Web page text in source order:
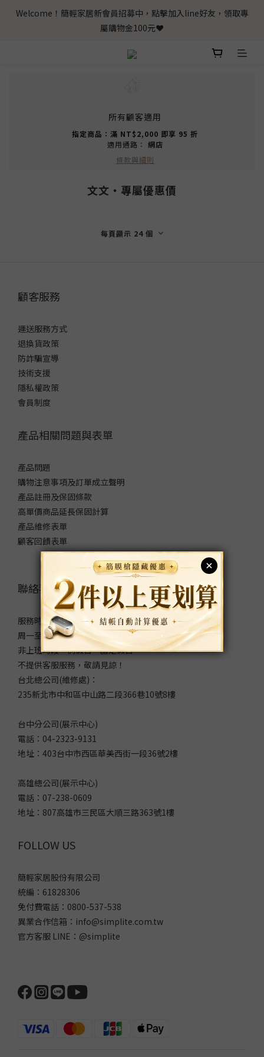
Welcome！簡輕家居新會員招募中，點擊加入line好友，領取專
屬購物金100元❤️
所有顧客適用
指定商品：滿 NT$2,000 即享 95 折
適用通路： 網店
條款與細則
文文‧專屬優惠價
每頁顯示 24 個
顧客服務
運送服務方式
退換貨政策
防詐騙宣導
技術支援
隱私權政策
會員制度
產品相關問題與表單
產品問題
購物注意事項及訂單成立聲明
產品註冊及保固條款
高單價商品延長保固計算
產品維修表單
顧客回饋表單
聯絡我們
服務時間：
周一至周五 9:00～12:00/13:00～18:00
非上班時段、例假日、國定假日
不提供客服服務，敬請見諒！
台北總公司(維修處)：
235新北市中和區中山路二段366巷10號8樓
台中分公司(展示中心)
電話：04-2323-9131
地址：403台中市西區華美西街一段36號2樓
高雄總公司(展示中心)
電話：07-238-0609
地址：807高雄市三民區大順三路363號1樓
FOLLOW US
簡輕家居股份有限公司
統編：61828306
免付費電話：0800-537-538
異業合作信箱：info@simplite.com.tw
官方客服 LINE：@simplite